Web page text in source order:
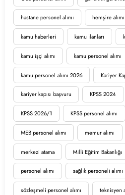
hastane personel alımı hemşire alımı
kamu haberleri kamu ilanları
kamu işçi alımı kamu personel alımı
kamu personel alımı 2026 Kariyer
kariyer kapısı başvuru KPSS 2024
KPSS 2026/1 KPSS personel alımı
MEB personel alımı memur alımı
merkezi atama Milli Eğitim Bakanlığı
personel alımı sağlık personeli alımı
sözleşmeli personel alımı teknisyen